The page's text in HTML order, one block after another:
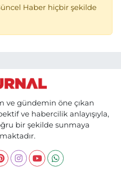
Haber hiçbir şekilde
ve gündemin öne çıkan
ve habercilik anlayışıyla,
bir şekilde sunmaya